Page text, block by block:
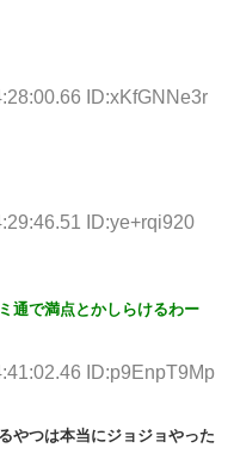
ID:xKfGNNe3r
ID:ye+rqi920
通で満点とかしらけるわー
ID:p9EnpT9Mp
やつは本当にジョジョやった